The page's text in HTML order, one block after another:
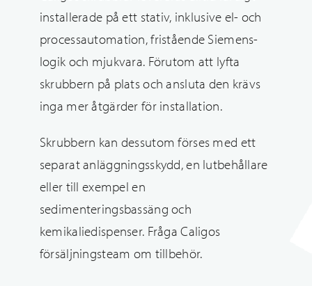
installerade på ett stativ, inklusive el- och
processautomation, fristående Siemens-
logik och mjukvara. Förutom att lyfta
skrubbern på plats och ansluta den krävs
inga mer åtgärder för installation.
Skrubbern kan dessutom förses med ett
separat anläggningsskydd, en lutbehållare
eller till exempel en
sedimenteringsbassäng och
kemikaliedispenser. Fråga Caligos
försäljningsteam om tillbehör.